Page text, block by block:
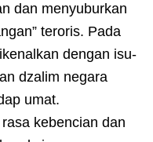
dan menyuburkan
teroris. Pada
dengan isu-
dzalim negara
umat.
kebencian dan